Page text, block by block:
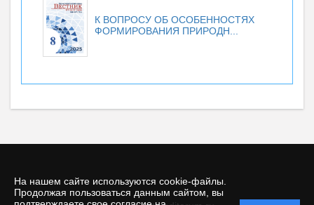
На нашем сайте используются cookie-файлы.
Продолжая пользоваться данным сайтом, вы
К ВОПРОСУ ОБ ОСОБЕННОСТЯХ
ФОРМИРОВАНИЯ ПРИРОДН...